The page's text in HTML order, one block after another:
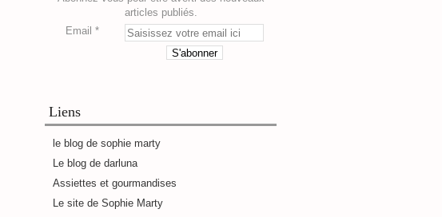
articles publiés.
Email
Liens
le blog de sophie marty
Le blog de darluna
Assiettes et gourmandises
Le site de Sophie Marty